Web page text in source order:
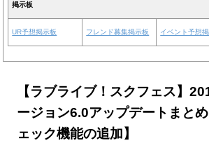
掲示板
UR予想掲示板 フレンド募集掲示板 イベント予想
【ラブライブ！スクフェス】
ージョン6.0アップデートまと
ェック機能の追加】